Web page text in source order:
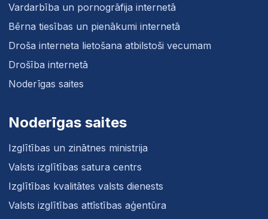
Vardarbība un pornogrāfija internetā
Bērna tiesības un pienākumi internetā
Droša interneta lietošana atbilstoši vecumam
Drošība internetā
Noderīgas saites
Noderīgas saites
Izglītības un zinātnes ministrija
Valsts izglītības satura centrs
Izglītības kvalitātes valsts dienests
Valsts izglītības attīstības aģentūra